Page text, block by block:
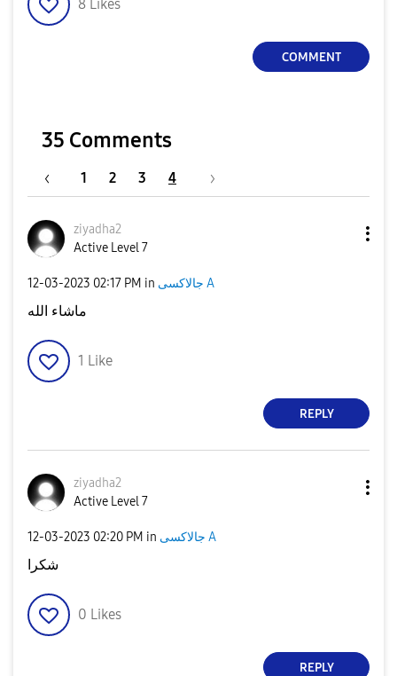
8 Likes
COMMENT
35 Comments
1 2 3 4
ziyadha2
Active Level 7
‎12-03-2023 02:17 PM in جالاكسى A
ماشاء الله
1 Like
REPLY
ziyadha2
Active Level 7
‎12-03-2023 02:20 PM in جالاكسى A
شكرا
0 Likes
REPLY